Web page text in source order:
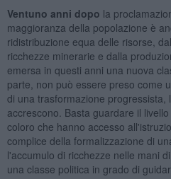
Ventuno anni dopo la
maggioranza della popolazione è
ridistribuzione equa delle risorse,
ricchezze minerarie e dalla
emersa in questi anni una nuova
parte, non può essere preso come
di una trasformazione progressista,
accrescono. Basta guardare il
coloro che hanno accesso
complice della formalizzazione di
l'accumulo di ricchezze nelle mani
una classe politica in grado di